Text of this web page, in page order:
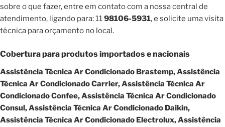
sobre o que fazer, entre em contato com a nossa central de
atendimento, ligando para: 1198106-5931, e solicite uma visita
técnica para orçamento no local.
Cobertura para produtos importados e nacionais
Assistência Técnica Ar Condicionado Brastemp, Assistência
Técnica Ar Condicionado Carrier, Assistência Técnica Ar
Condicionado Confee, Assistência Técnica Ar Condicionado
Consul, Assistência Técnica Ar Condicionado Daikin,
Assistência Técnica Ar Condicionado Electrolux, Assistência